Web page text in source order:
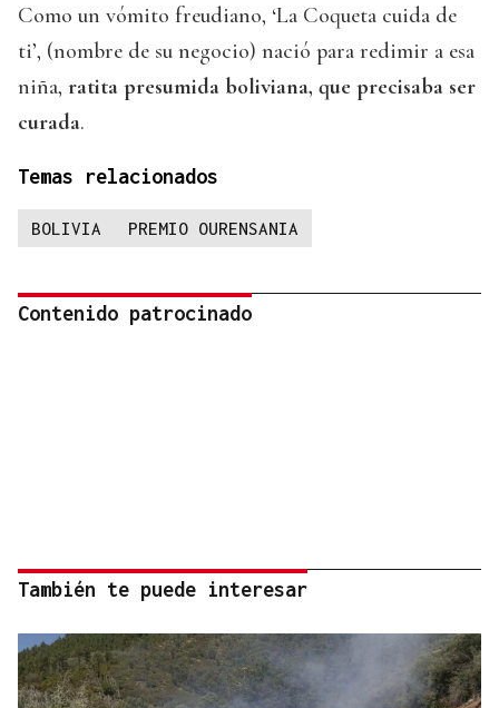
Como un vómito freudiano, ‘La Coqueta cuida de
ti’, (nombre de su negocio) nació para redimir a esa
niña, ratita presumida boliviana, que precisaba ser
curada.
Temas relacionados
BOLIVIA PREMIO OURENSANIA
Contenido patrocinado
También te puede interesar